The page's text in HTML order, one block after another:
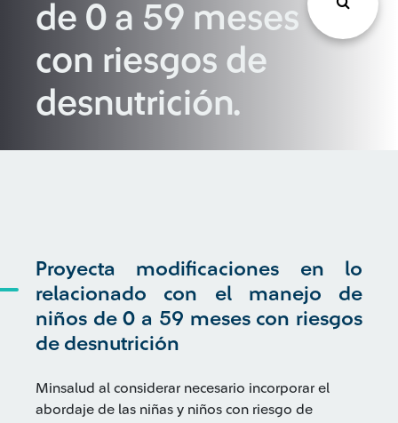
de 0 a 59 meses
con riesgos de
desnutrición.
Proyecta modificaciones en lo
relacionado con el manejo de
niños de 0 a 59 meses con riesgos
de desnutrición
Minsalud al considerar necesario incorporar el
abordaje de las niñas y niños con riesgo de